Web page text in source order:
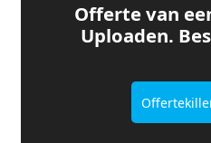
Offerte van
Uploaden.